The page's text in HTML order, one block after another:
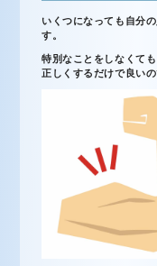
いくつになっても自分
す。
特別なことをしなくて
正しくするだけで良い